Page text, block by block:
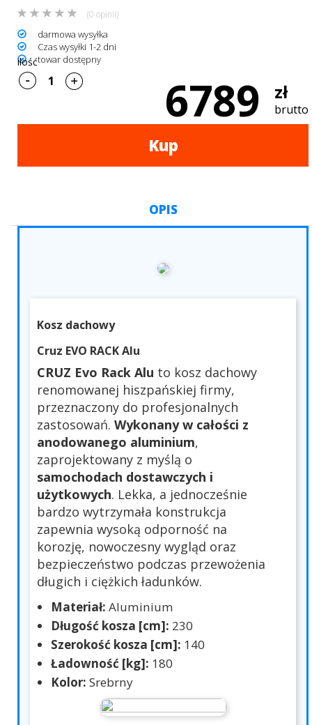
SPORTOWE
Turystyka
Przyczepy
samochodowe
(0 opinii)
darmowa wysyłka
Czas wysyłki 1-2 dni
towar dostępny
6789 zł
brutto
ilość
Kup
OPIS
Kosz dachowy
Cruz EVO RACK Alu
CRUZ Evo Rack Alu to kosz dachowy
renomowanej hiszpańskiej firmy,
przeznaczony do profesjonalnych
zastosowań. Wykonany w całości z
anodowanego aluminium,
zaprojektowany z myślą o
samochodach dostawczych i
użytkowych. Lekka, a jednocześnie
bardzo wytrzymała konstrukcja
zapewnia wysoką odporność na
korozję, nowoczesny wygląd oraz
bezpieczeństwo podczas przewożenia
długich i ciężkich ładunków.
Materiał: Aluminium
Długość kosza [cm]: 230
Szerokość kosza [cm]: 140
Ładowność [kg]: 180
Kolor: Srebrny